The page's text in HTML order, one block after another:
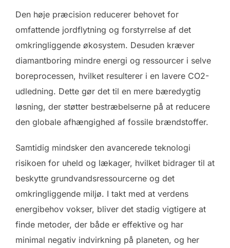
Den høje præcision reducerer behovet for
omfattende jordflytning og forstyrrelse af det
omkringliggende økosystem. Desuden kræver
diamantboring mindre energi og ressourcer i selve
boreprocessen, hvilket resulterer i en lavere CO2-
udledning. Dette gør det til en mere bæredygtig
løsning, der støtter bestræbelserne på at reducere
den globale afhængighed af fossile brændstoffer.
Samtidig mindsker den avancerede teknologi
risikoen for uheld og lækager, hvilket bidrager til at
beskytte grundvandsressourcerne og det
omkringliggende miljø. I takt med at verdens
energibehov vokser, bliver det stadig vigtigere at
finde metoder, der både er effektive og har
minimal negativ indvirkning på planeten, og her